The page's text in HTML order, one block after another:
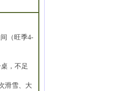
（旺季4-
，不足
滑雪、大